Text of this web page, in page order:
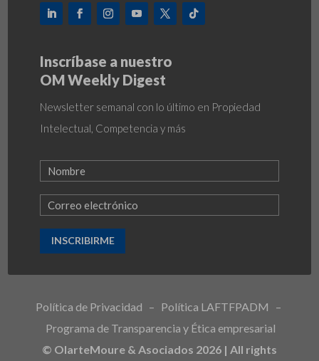
Inscríbase a nuestro
OM Weekly Digest
Newsletter semanal con lo último en Propiedad
Intelectual, Competencia y más
INSCRIBIRME
Política de Privacidad – Política LAFTFPADM
–
Programa de Transparencia y Ética empresarial
© OlarteMoure & Asociados 2026 | All rights